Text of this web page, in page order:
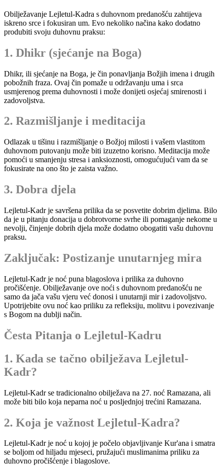
Obilježavanje Lejletul-Kadra s duhovnom predanošću zahtijeva
iskreno srce i fokusiran um. Evo nekoliko načina kako dodatno
produbiti svoju duhovnu praksu:
1. Dhikr (sjećanje na Boga)
Dhikr, ili sjećanje na Boga, je čin ponavljanja Božjih imena i drugih
pobožnih fraza. Ovaj čin pomaže u održavanju uma i srca
usmjerenog prema duhovnosti i može donijeti osjećaj smirenosti i
zadovoljstva.
2. Razmišljanje i meditacija
Odlazak u tišinu i razmišljanje o Božjoj milosti i vašem vlastitom
duhovnom putovanju može biti izuzetno korisno. Meditacija može
pomoći u smanjenju stresa i anksioznosti, omogućujući vam da se
fokusirate na ono što je zaista važno.
3. Dobra djela
Lejletul-Kadr je savršena prilika da se posvetite dobrim djelima. Bilo
da je u pitanju donacija u dobrotvorne svrhe ili pomaganje nekome u
nevolji, činjenje dobrih djela može dodatno obogatiti vašu duhovnu
praksu.
Zaključak: Postizanje unutarnjeg mira
Lejletul-Kadr je noć puna blagoslova i prilika za duhovno
pročišćenje. Obilježavanje ove noći s duhovnom predanošću ne
samo da jača vašu vjeru već donosi i unutarnji mir i zadovoljstvo.
Upotrijebite ovu noć kao priliku za refleksiju, molitvu i povezivanje
s Bogom na dublji način.
Česta Pitanja o Lejletul-Kadru
1. Kada se tačno obilježava Lejletul-
Kadr?
Lejletul-Kadr se tradicionalno obilježava na 27. noć Ramazana, ali
može biti bilo koja neparna noć u posljednjoj trećini Ramazana.
2. Koja je važnost Lejletul-Kadra?
Lejletul-Kadr je noć u kojoj je počelo objavljivanje Kur'ana i smatra
se boljom od hiljadu mjeseci, pružajući muslimanima priliku za
duhovno pročišćenje i blagoslove.